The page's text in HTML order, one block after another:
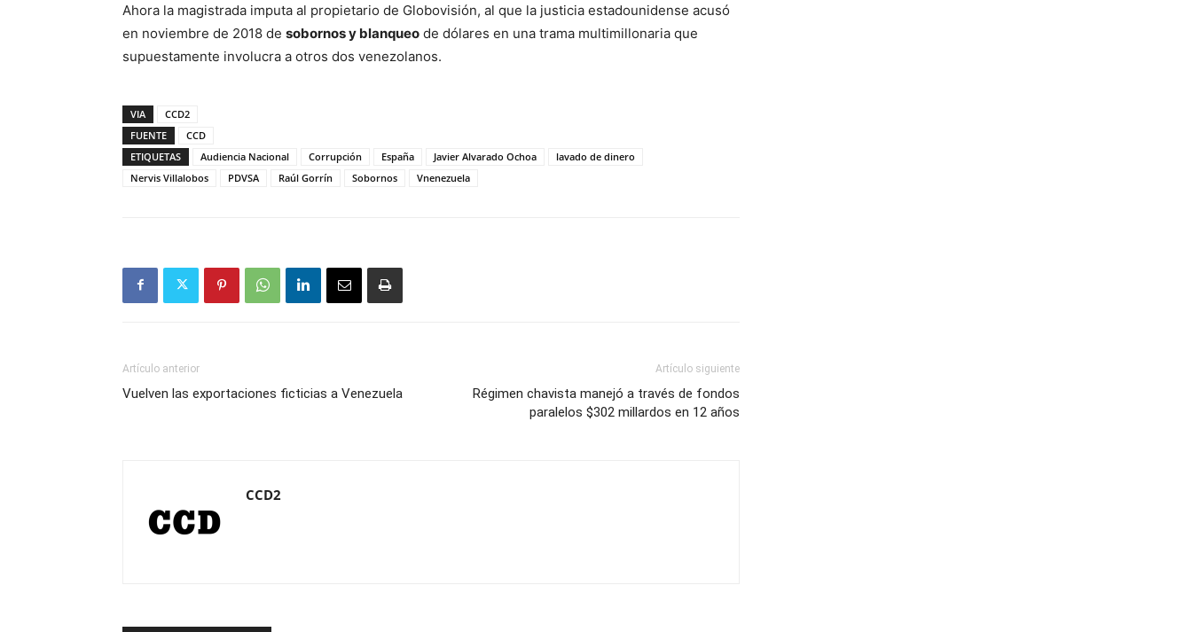
Ahora la magistrada imputa al propietario de Globovisión, al que la justicia estadounidense acusó
en noviembre de 2018 de sobornos y blanqueo de dólares en una trama multimillonaria que
supuestamente involucra a otros dos venezolanos.
VIA
CCD2
FUENTE
CCD
ETIQUETAS
Audiencia Nacional Corrupción España Javier Alvarado Ochoa
lavado de dinero
Nervis Villalobos
PDVSA Raúl Gorrín Sobornos Vnenezuela
Artículo anterior
Vuelven las exportaciones ficticias a Venezuela
Artículo siguiente
Régimen chavista manejó a través de fondos
paralelos $302 millardos en 12 años
CCD2